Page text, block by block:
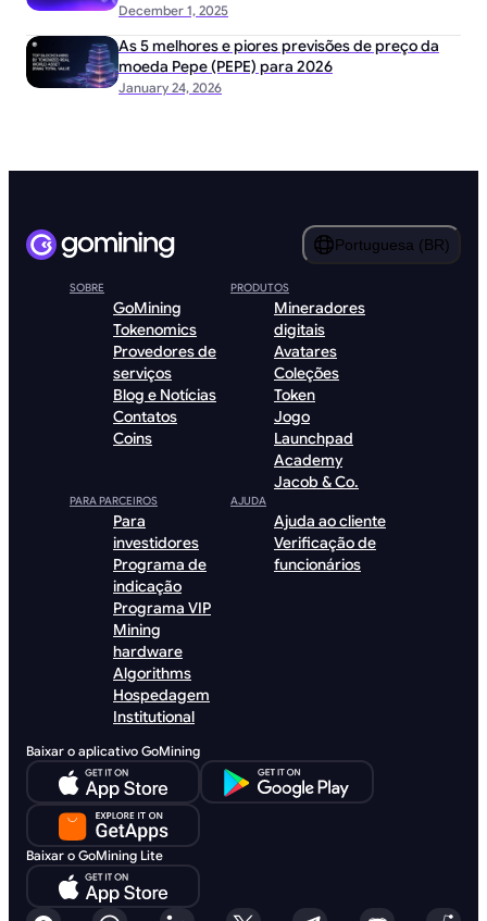
December 1, 2025
January 24, 2026
As 5 melhores e piores previsões de preço da
moeda Pepe (PEPE) para 2026
Portuguesa (BR)
SOBRE
GoMining
Tokenomics
Provedores de
serviços
Blog e Notícias
Contatos
Coins
PRODUTOS
Mineradores
digitais
Avatares
Coleções
Token
Jogo
Launchpad
Academy
Jacob & Co.
PARA PARCEIROS
Para
investidores
Programa de
indicação
Programa VIP
Mining
hardware
Algorithms
Hospedagem
Institutional
AJUDA
Ajuda ao cliente
Verificação de
funcionários
Baixar o aplicativo GoMining
Baixar o GoMining Lite